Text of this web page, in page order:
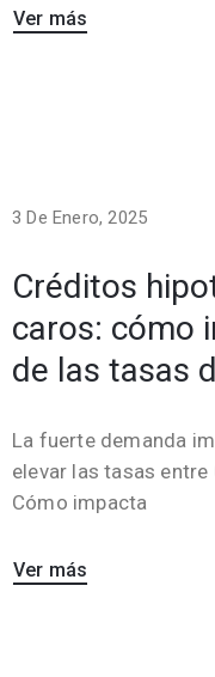
Ver más
3 De Enero, 2025
Créditos
caros: cómo
de las tasas
La fuerte demanda
elevar las tasas entre
Cómo impacta
Ver más